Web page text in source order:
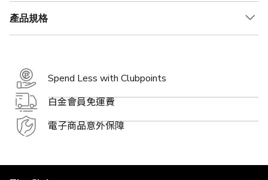
產品規格
Spend Less with Clubpoints
白金會員免運費
電子商品意外保障